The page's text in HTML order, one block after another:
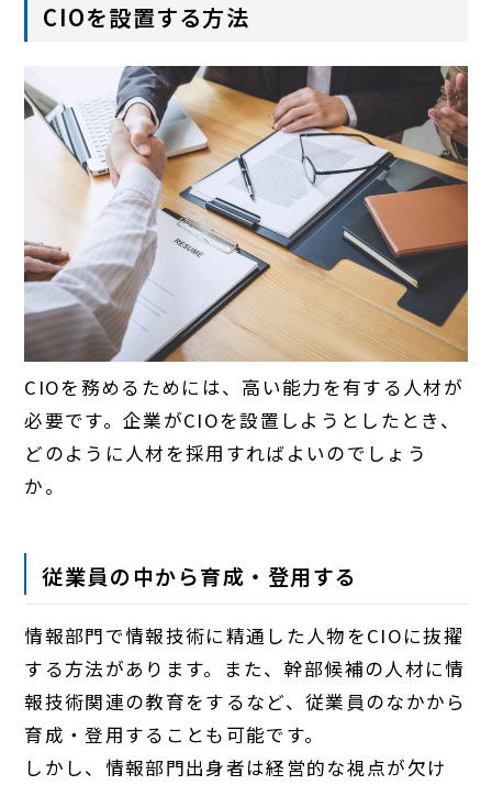
CIOを設置する方法
CIOを務めるためには、高い能力を有する人材が
必要です。企業がCIOを設置しようとしたとき、
どのように人材を採用すればよいのでしょう
か。
従業員の中から育成・登用する
情報部門で情報技術に精通した人物をCIOに抜擢
する方法があります。また、幹部候補の人材に情
報技術関連の教育をするなど、従業員のなかから
育成・登用することも可能です。
しかし、情報部門出身者は経営的な視点が欠け